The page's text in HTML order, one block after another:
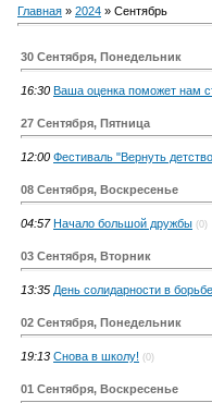
Главная » 2024 » Сентябрь
30 Сентября, Понедельник
16:30 Ваша оценка поможет нам
27 Сентября, Пятница
12:00 Фестиваль "Вернуть
08 Сентября, Воскресенье
04:57 Начало большой дружбы (0)
03 Сентября, Вторник
13:35 День солидарности в
02 Сентября, Понедельник
19:13 Снова в школу! (0)
01 Сентября, Воскресенье